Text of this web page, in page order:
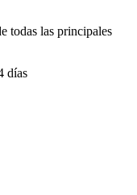
todas las principales
días